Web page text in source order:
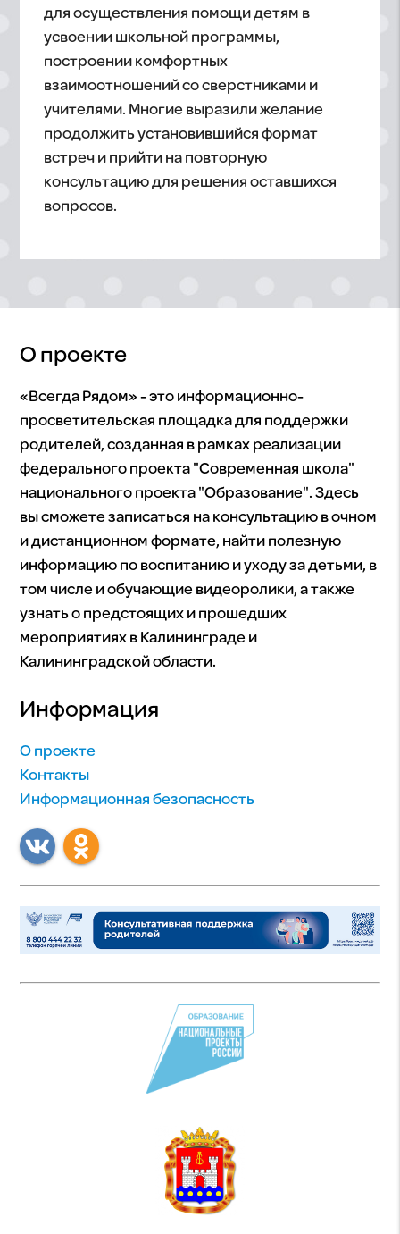
для осуществления помощи детям в
усвоении школьной программы,
построении комфортных
взаимоотношений со сверстниками и
учителями. Многие выразили желание
продолжить установившийся формат
встреч и прийти на повторную
консультацию для решения оставшихся
вопросов.
О проекте
«Всегда Рядом» - это информационно-
просветительская площадка для поддержки
родителей, созданная в рамках реализации
федерального проекта "Современная школа"
национального проекта "Образование". Здесь
вы сможете записаться на консультацию в очном
и дистанционном формате, найти полезную
информацию по воспитанию и уходу за детьми, в
том числе и обучающие видеоролики, а также
узнать о предстоящих и прошедших
мероприятиях в Калининграде и
Калининградской области.
Информация
О проекте
Контакты
Информационная безопасность